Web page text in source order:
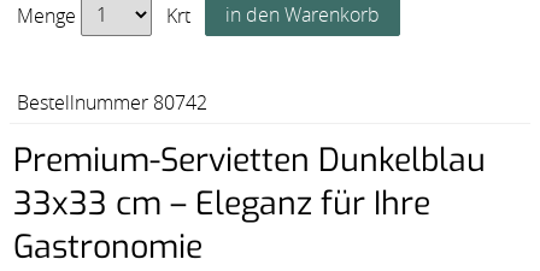
Menge Krt
Bestellnummer 80742
Premium-Servietten Dunkelblau
33x33 cm – Eleganz für Ihre
Gastronomie